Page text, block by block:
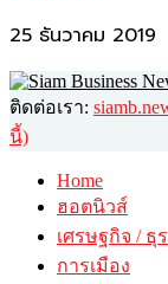
25 ธันวาคม 2019
ติดต่อเรา:
นี้)
Home
ฮอตนิวส์
เศรษฐกิจ / ธุ
การเมือง